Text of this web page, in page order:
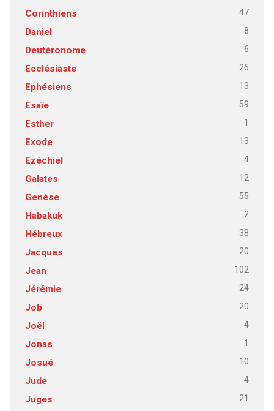
Corinthiens
47
Daniel 8
Deutéronome 6
Ecclésiaste 26
Ephésiens 13
Esaïe 59
Esther 1
Exode 13
Ezéchiel 4
Galates 12
Genèse 55
Habakuk 2
Hébreux 38
Jacques 20
Jean 102
Jérémie 24
Job 20
Joël 4
Jonas 1
Josué 10
Jude 4
Juges 21